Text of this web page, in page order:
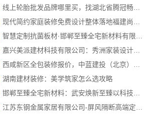
湖南建材装修：美学筑家怎么选攻略